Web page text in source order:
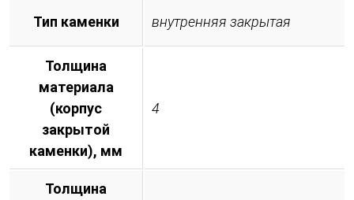
Тип каменки внутренняя закрытая
Толщина
материала
(корпус
закрытой
каменки), мм
4
Толщина